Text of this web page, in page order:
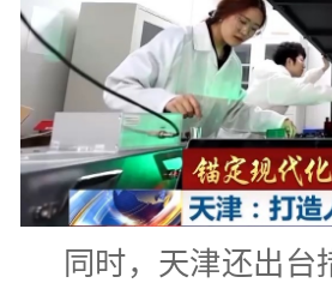
同时，天津还出台